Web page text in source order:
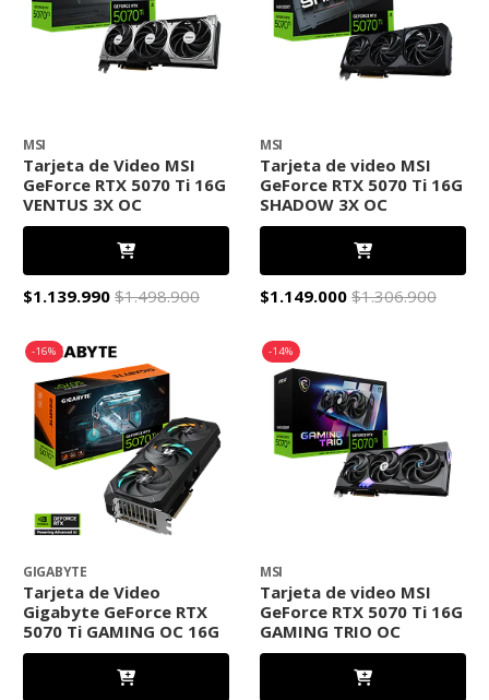
MSI
Tarjeta de Video MSI
GeForce RTX 5070 Ti 16G
VENTUS 3X OC
$1.139.990 $1.498.900
MSI
Tarjeta de video MSI
GeForce RTX 5070 Ti 16G
SHADOW 3X OC
$1.149.000 $1.306.900
-16%
GIGABYTE
Tarjeta de Video
Gigabyte GeForce RTX
5070 Ti GAMING OC 16G
-14%
MSI
Tarjeta de video MSI
GeForce RTX 5070 Ti 16G
GAMING TRIO OC